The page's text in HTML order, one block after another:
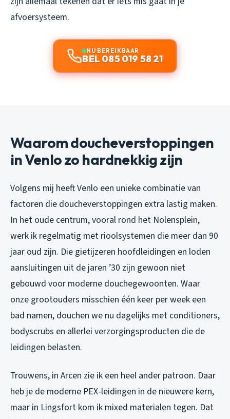
afvoersysteem.
NU BEREIKBAAR
BEL 085 019 58 21
Waarom doucheverstoppingen
in Venlo zo hardnekkig zijn
Volgens mij heeft Venlo een unieke combinatie van
factoren die doucheverstoppingen extra lastig maken.
In het oude centrum, vooral rond het Nolensplein,
werk ik regelmatig met rioolsystemen die meer dan 90
jaar oud zijn. Die gietijzeren hoofdleidingen en loden
aansluitingen uit de jaren ’30 zijn gewoon niet
gebouwd voor moderne douchegewoonten. Waar
onze grootouders misschien één keer per week een
bad namen, douchen we nu dagelijks met conditioners,
bodyscrubs en allerlei verzorgingsproducten die de
leidingen belasten.
Trouwens, in Arcen zie ik een heel ander patroon. Daar
heb je de moderne PEX-leidingen in de nieuwere kern,
maar in Lingsfort kom ik mixed materialen tegen. Dat